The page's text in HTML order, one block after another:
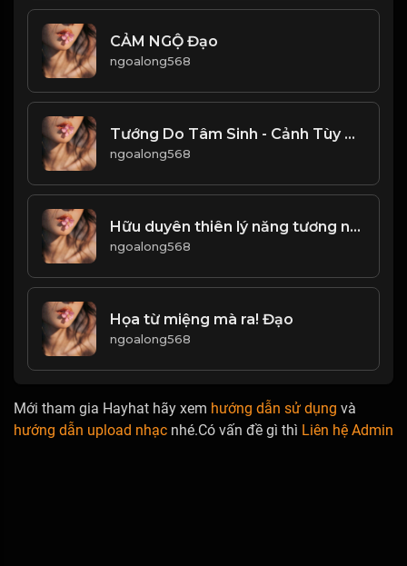
CẢM NGỘ Đạo
ngoalong568
Tướng Do Tâm Sinh - Cảnh Tùy Tâm Chuyển & Đạo
ngoalong568
Hữu duyên thiên lý năng tương ngộ Vô duyên đối diện bất tương phùng! & Đạo
ngoalong568
Họa từ miệng mà ra! Đạo
ngoalong568
Mới tham gia Hayhat hãy xem hướng dẫn sử dụng và
hướng dẫn upload nhạc nhé.Có vấn đề gì thì Liên hệ Admin